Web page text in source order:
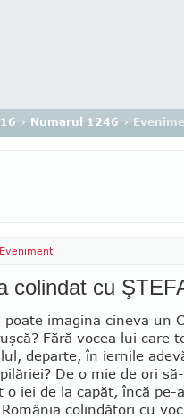
› Numarul 1246 ›
Eveniment
colindat cu
poate imagina cineva un
Fără vocea lui care
departe, în iernile
De o mie de ori
o iei de la capăt, încă pe-
colindători cu